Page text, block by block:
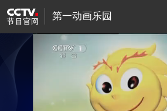
第一动画乐园